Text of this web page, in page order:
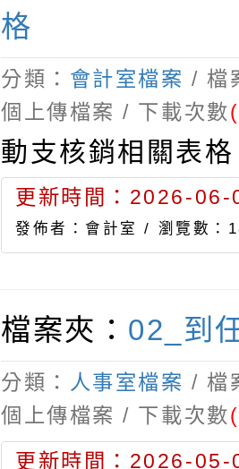
格
分類： 會計室檔案 / 檔
個上傳檔案 / 下載次數
動支核銷相關表格
更新時間：2026-
發佈者：會計室 / 瀏覽數：
檔案夾： 02_到
分類： 人事室檔案 / 檔
個上傳檔案 / 下載次數
更新時間：2026-